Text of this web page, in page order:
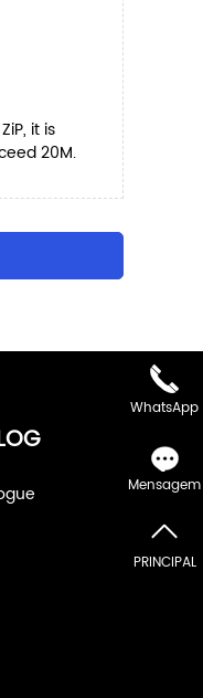
it is
20M.
WhatsApp
Mensagem
PRINCIPAL